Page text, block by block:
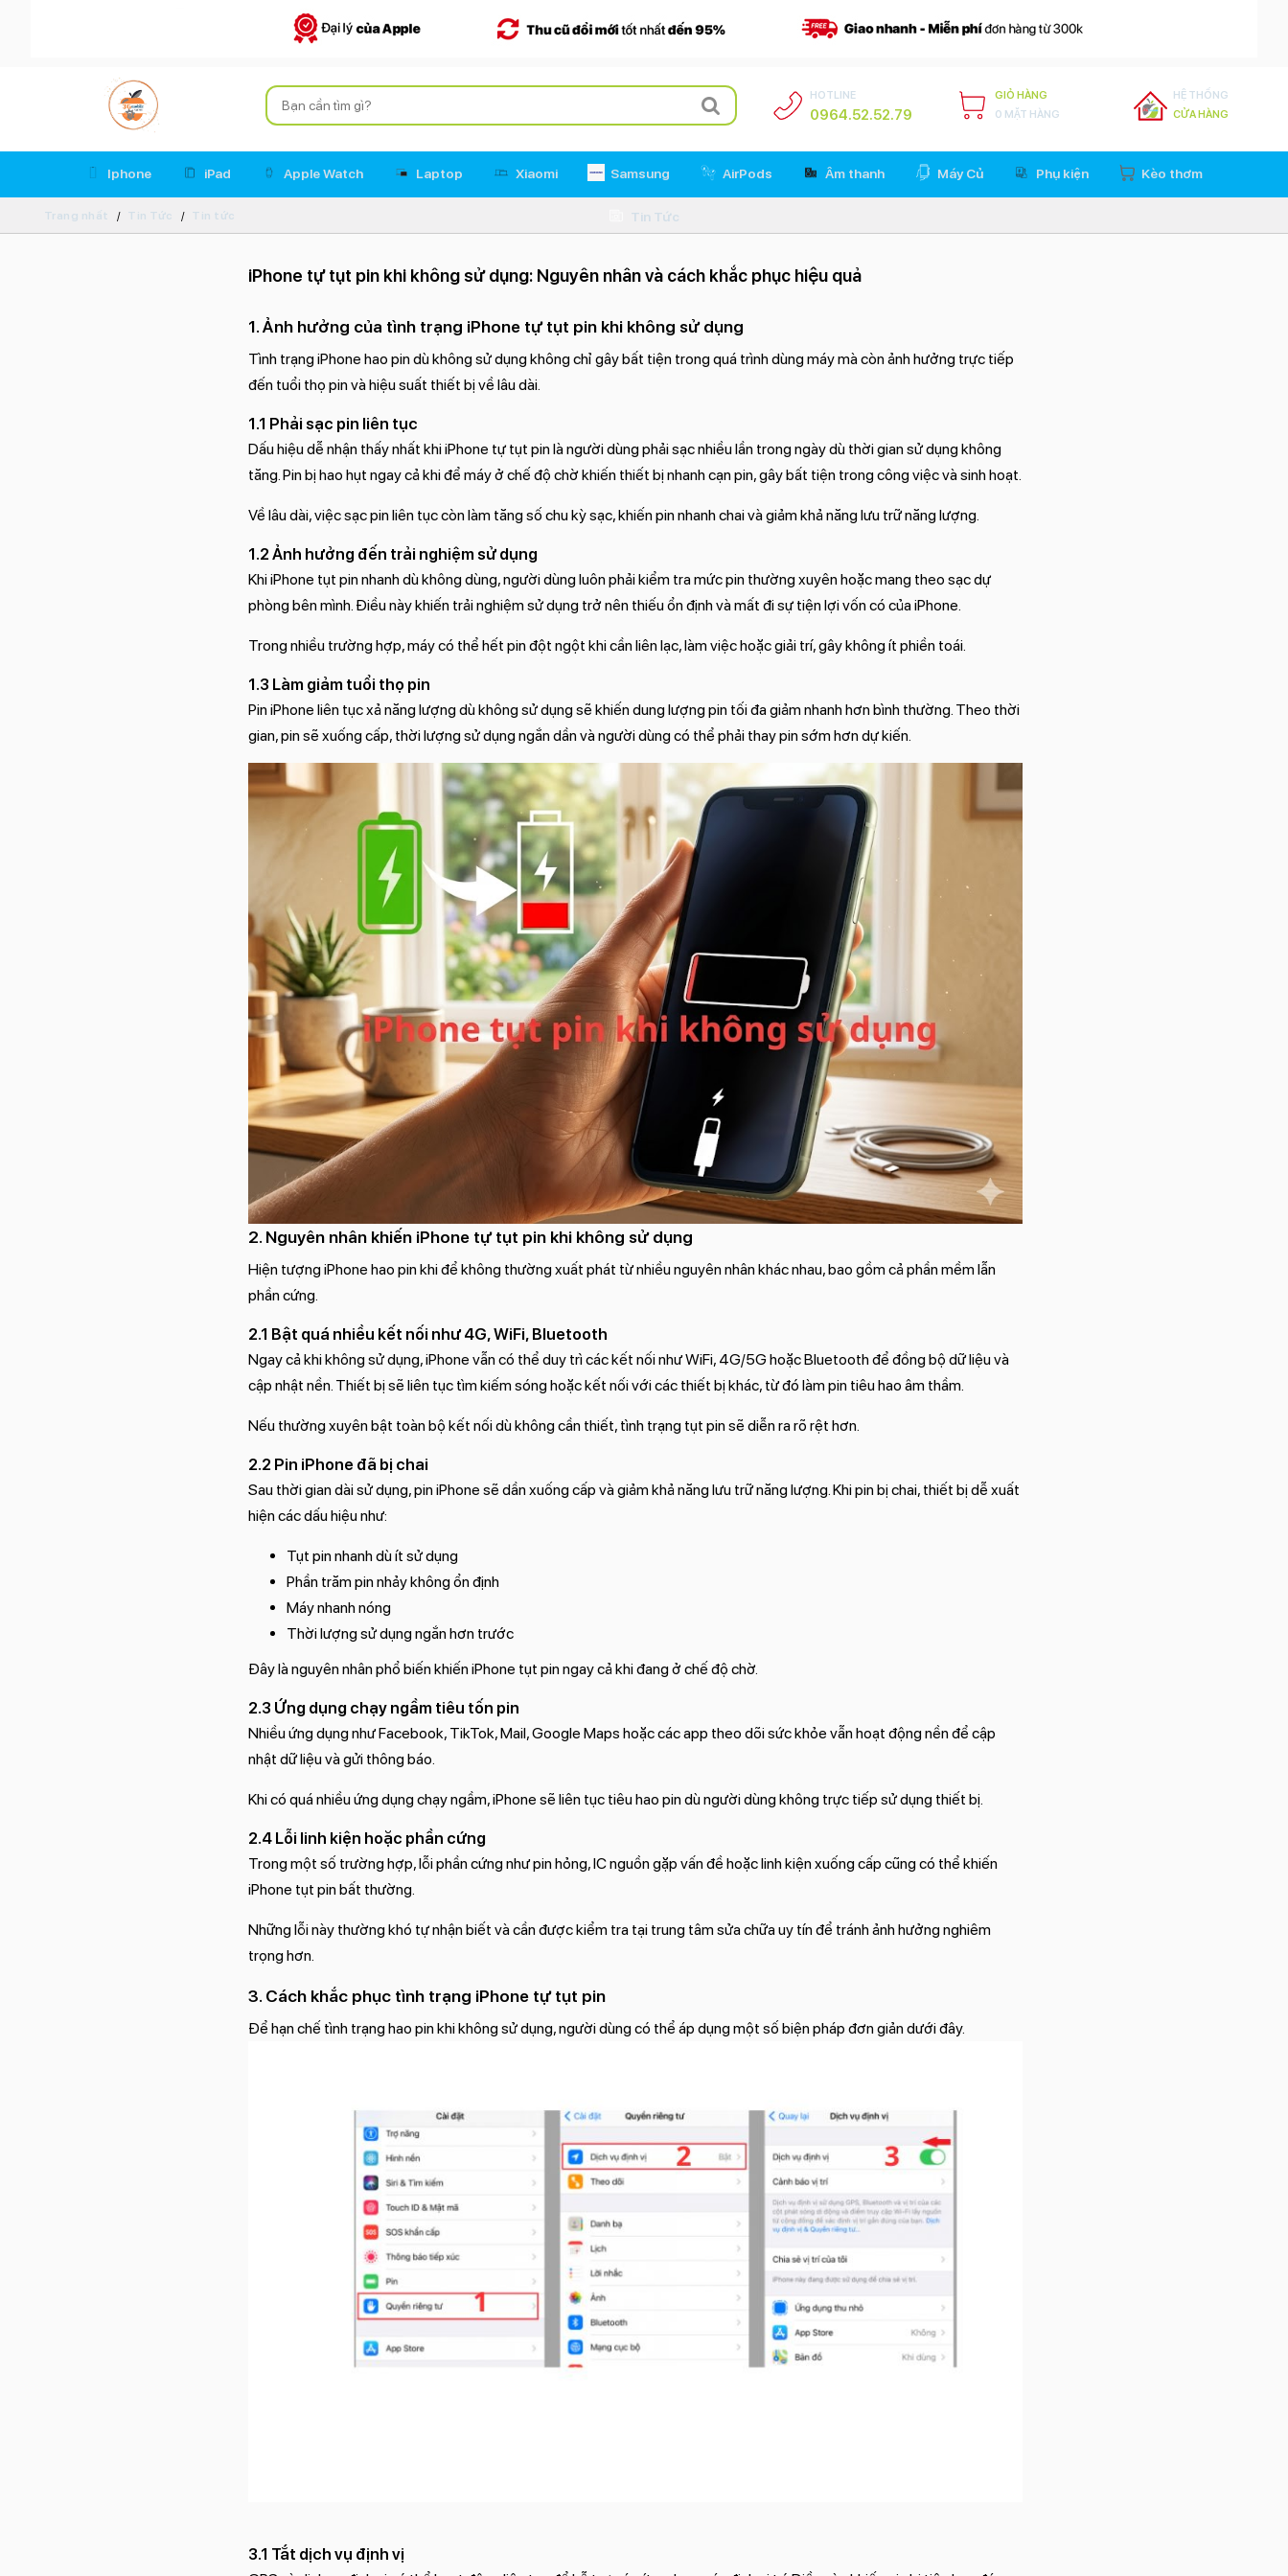
HOTLINE
0964.52.52.79
GIỎ HÀNG
0 MẶT HÀNG
HỆ THỐNG
CỬA HÀNG
Iphone iPad Apple Watch Laptop Xiaomi Samsung AirPods Âm thanh Máy Củ Phụ kiện Kèo thơm
Tin Tức
Trang nhất Tin Tức Tin tức
iPhone tự tụt pin khi không sử dụng: Nguyên nhân và cách khắc phục hiệu quả
1. Ảnh hưởng của tình trạng iPhone tự tụt pin khi không sử dụng
Tình trạng iPhone hao pin dù không sử dụng không chỉ gây bất tiện trong quá trình dùng máy mà còn ảnh hưởng trực tiếp
đến tuổi thọ pin và hiệu suất thiết bị về lâu dài.
1.1 Phải sạc pin liên tục
Dấu hiệu dễ nhận thấy nhất khi iPhone tự tụt pin là người dùng phải sạc nhiều lần trong ngày dù thời gian sử dụng không
tăng. Pin bị hao hụt ngay cả khi để máy ở chế độ chờ khiến thiết bị nhanh cạn pin, gây bất tiện trong công việc và sinh hoạt.
Về lâu dài, việc sạc pin liên tục còn làm tăng số chu kỳ sạc, khiến pin nhanh chai và giảm khả năng lưu trữ năng lượng.
1.2 Ảnh hưởng đến trải nghiệm sử dụng
Khi iPhone tụt pin nhanh dù không dùng, người dùng luôn phải kiểm tra mức pin thường xuyên hoặc mang theo sạc dự
phòng bên mình. Điều này khiến trải nghiệm sử dụng trở nên thiếu ổn định và mất đi sự tiện lợi vốn có của iPhone.
Trong nhiều trường hợp, máy có thể hết pin đột ngột khi cần liên lạc, làm việc hoặc giải trí, gây không ít phiền toái.
1.3 Làm giảm tuổi thọ pin
Pin iPhone liên tục xả năng lượng dù không sử dụng sẽ khiến dung lượng pin tối đa giảm nhanh hơn bình thường. Theo thời
gian, pin sẽ xuống cấp, thời lượng sử dụng ngắn dần và người dùng có thể phải thay pin sớm hơn dự kiến.
2. Nguyên nhân khiến iPhone tự tụt pin khi không sử dụng
Hiện tượng iPhone hao pin khi để không thường xuất phát từ nhiều nguyên nhân khác nhau, bao gồm cả phần mềm lẫn
phần cứng.
2.1 Bật quá nhiều kết nối như 4G, WiFi, Bluetooth
Ngay cả khi không sử dụng, iPhone vẫn có thể duy trì các kết nối như WiFi, 4G/5G hoặc Bluetooth để đồng bộ dữ liệu và
cập nhật nền. Thiết bị sẽ liên tục tìm kiếm sóng hoặc kết nối với các thiết bị khác, từ đó làm pin tiêu hao âm thầm.
Nếu thường xuyên bật toàn bộ kết nối dù không cần thiết, tình trạng tụt pin sẽ diễn ra rõ rệt hơn.
2.2 Pin iPhone đã bị chai
Sau thời gian dài sử dụng, pin iPhone sẽ dần xuống cấp và giảm khả năng lưu trữ năng lượng. Khi pin bị chai, thiết bị dễ xuất
hiện các dấu hiệu như:
Tụt pin nhanh dù ít sử dụng
Phần trăm pin nhảy không ổn định
Máy nhanh nóng
Thời lượng sử dụng ngắn hơn trước
Đây là nguyên nhân phổ biến khiến iPhone tụt pin ngay cả khi đang ở chế độ chờ.
2.3 Ứng dụng chạy ngầm tiêu tốn pin
Nhiều ứng dụng như Facebook, TikTok, Mail, Google Maps hoặc các app theo dõi sức khỏe vẫn hoạt động nền để cập
nhật dữ liệu và gửi thông báo.
Khi có quá nhiều ứng dụng chạy ngầm, iPhone sẽ liên tục tiêu hao pin dù người dùng không trực tiếp sử dụng thiết bị.
2.4 Lỗi linh kiện hoặc phần cứng
Trong một số trường hợp, lỗi phần cứng như pin hỏng, IC nguồn gặp vấn đề hoặc linh kiện xuống cấp cũng có thể khiến
iPhone tụt pin bất thường.
Những lỗi này thường khó tự nhận biết và cần được kiểm tra tại trung tâm sửa chữa uy tín để tránh ảnh hưởng nghiêm
trọng hơn.
3. Cách khắc phục tình trạng iPhone tự tụt pin
Để hạn chế tình trạng hao pin khi không sử dụng, người dùng có thể áp dụng một số biện pháp đơn giản dưới đây.
3.1 Tắt dịch vụ định vị